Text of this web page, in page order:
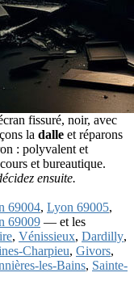
fissuré, noir, avec
la dalle et réparons
: polyvalent et
et bureautique.
ensuite.
69004, Lyon 69005,
69009 — et les
, Vénissieux, Dardilly,
Charpieu, Givors,
les-Bains, Sainte-